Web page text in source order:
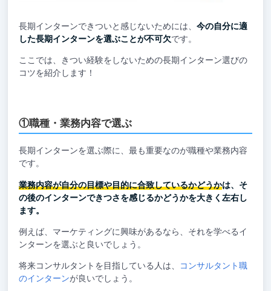
長期インターンできついと感じないためには、 今の自分に適
した長期インターンを選ぶことが不可欠です。
ここでは、きつい経験をしないための長期インターン選びの
コツを紹介します！
①職種・業務内容で選ぶ
長期インターンを選ぶ際に、最も重要なのが職種や業務内容
です。
業務内容が自分の目標や目的に合致しているかどうかは、そ
の後のインターンできつさを感じるかどうかを大きく左右し
ます。
例えば、マーケティングに興味があるなら、それを学べるイ
ンターンを選ぶと良いでしょう。
将来コンサルタントを目指している人は、
コンサルタント職
のインターンが良いでしょう。